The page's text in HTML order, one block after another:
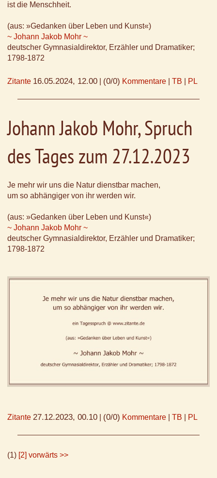
ist die Menschheit.
(aus: »Gedanken über Leben und Kunst«)
~ Johann Jakob Mohr ~
deutscher Gymnasialdirektor, Erzähler und Dramatiker;
1798-1872
Zitante 16.05.2024, 12.00 (0/0) Kommentare TB PL
Johann Jakob Mohr, Spruch
des Tages zum 27.12.2023
Je mehr wir uns die Natur dienstbar machen,
um so abhängiger von ihr werden wir.
(aus: »Gedanken über Leben und Kunst«)
~ Johann Jakob Mohr ~
deutscher Gymnasialdirektor, Erzähler und Dramatiker;
1798-1872
Zitante 27.12.2023, 00.10 (0/0) Kommentare TB PL
(1) [2] vorwärts >>